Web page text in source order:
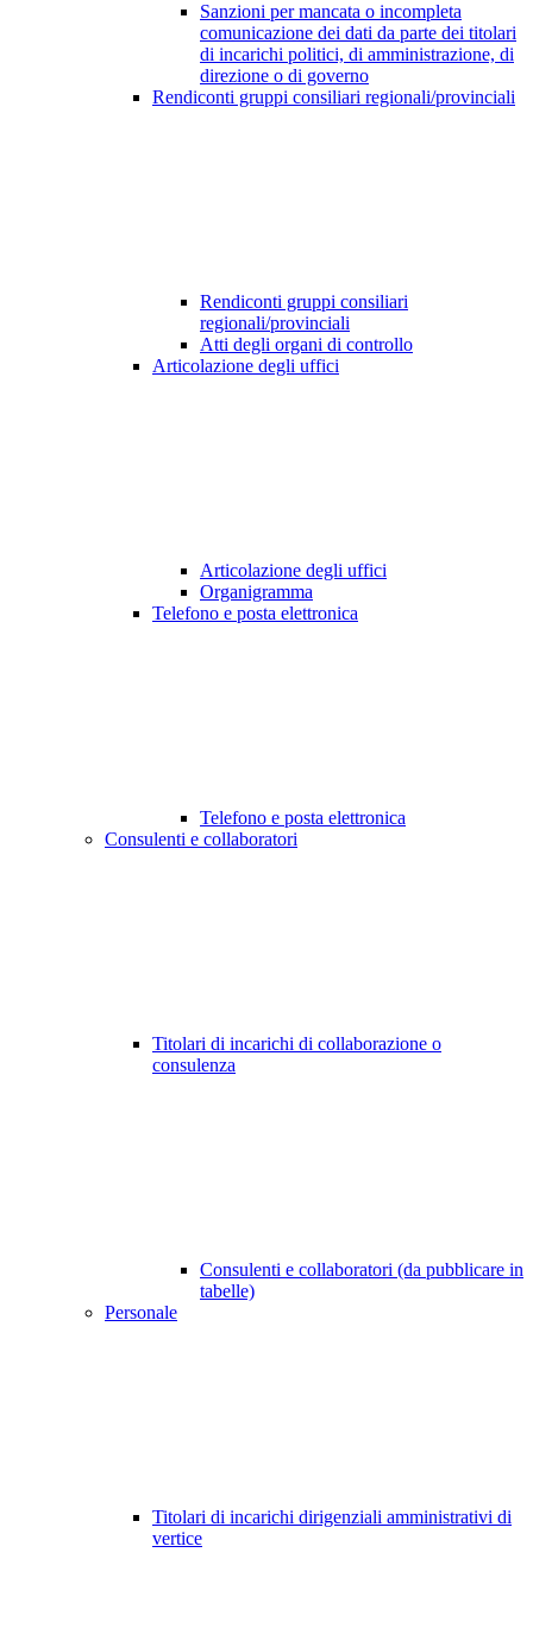
Sanzioni per mancata o incompleta
comunicazione dei dati da parte dei titolari
di incarichi politici, di amministrazione, di
direzione o di governo
Rendiconti gruppi consiliari regionali/provinciali
Rendiconti gruppi consiliari
regionali/provinciali
Atti degli organi di controllo
Articolazione degli uffici
Articolazione degli uffici
Organigramma
Telefono e posta elettronica
Telefono e posta elettronica
Consulenti e collaboratori
Titolari di incarichi di collaborazione o
consulenza
Consulenti e collaboratori (da pubblicare in
tabelle)
Personale
Titolari di incarichi dirigenziali amministrativi di
vertice